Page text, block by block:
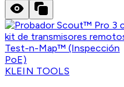
KLEIN TOOLS